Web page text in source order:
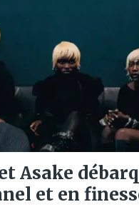
Asake
et en